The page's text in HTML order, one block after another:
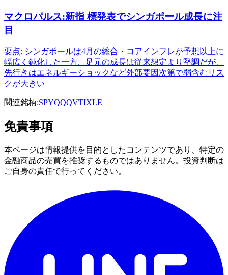
マクロパルス:新指 標発表でシンガポール成長に注
目
要点: シンガポールは4月の総合・コアインフレが予想以上に
幅広く鈍化した一方、足元の成長は従来想定より堅調だが、
先行きはエネルギーショックなど外部要因次第で弱含むリス
クが大きい
関連銘柄:SPYQQQVTIXLE
免責事項
本ページは情報提供を目的としたコンテンツであり、特定の
金融商品の売買を推奨するものではありません。投資判断は
ご自身の責任で行ってください。